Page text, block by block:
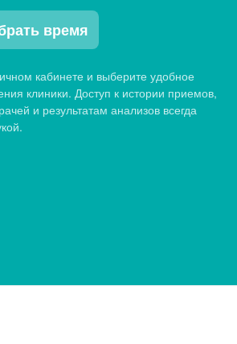
время
кабинете и выберите удобное
клиники. Доступ к истории приемов,
и результатам анализов всегда